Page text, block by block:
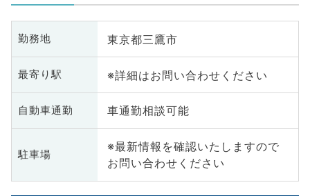
勤務地 東京都三鷹市
最寄り駅 ※詳細はお問い合わせください
自動車通勤 車通勤相談可能
駐車場
※最新情報を確認いたしますので
お問い合わせください